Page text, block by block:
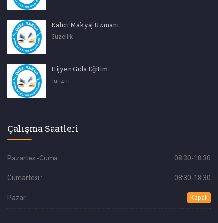
Kalıcı Makyaj Uzmanı
Güzellik
Hijyen Gıda Eğitimi
Turizm
Çalışma Saatleri
Pazartesi-Cuma : 08:30-18:30
Cumartesi : 08:30-18:30
Pazar : Kapalı